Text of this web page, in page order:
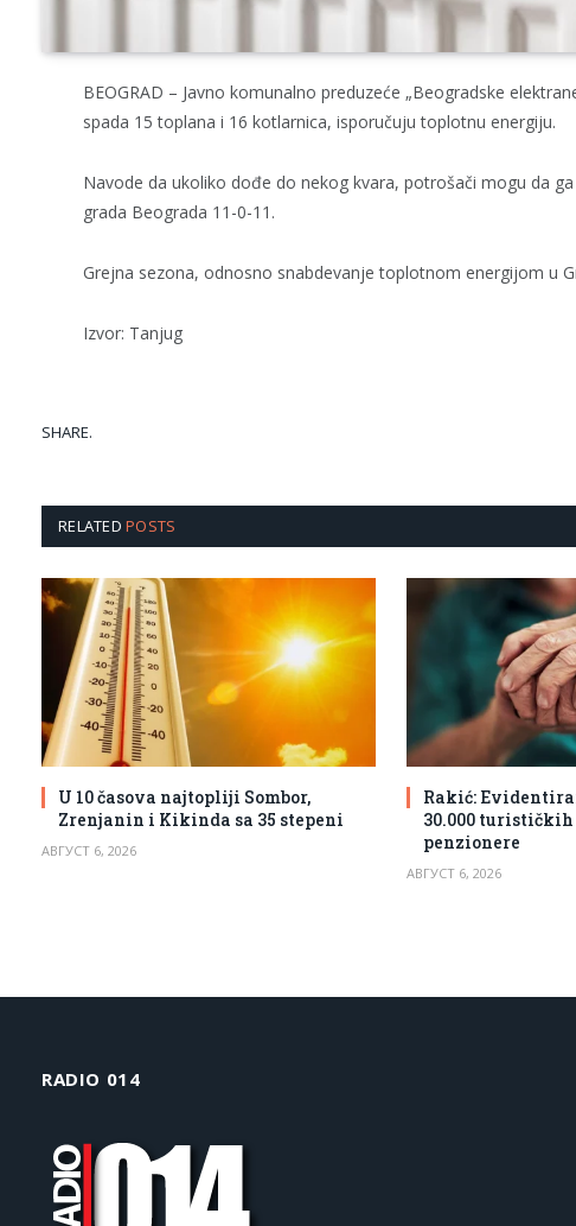
BEOGRAD – Javno komunalno preduzeće „Beogradske
spada 15 toplana i 16 kotlarnica, isporučuju toplotnu energiju.
Navode da ukoliko dođe do nekog kvara, potrošači mogu da
grada Beograda 11-0-11.
Grejna sezona, odnosno snabdevanje toplotnom energijom u
Izvor: Tanjug
SHARE.
RELATEDPOSTS
U 10 časova najtopliji Sombor,
Zrenjanin i Kikinda sa 35 stepeni
АВГУСТ 6, 2026
Rakić:
30.000 turističkih
penzionere
АВГУСТ 6, 2026
RADIO 014